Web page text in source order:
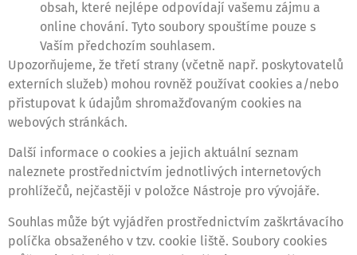
obsah, které nejlépe odpovídají vašemu zájmu a
online chování. Tyto soubory spouštíme pouze s
Vaším předchozím souhlasem.
Upozorňujeme, že třetí strany (včetně např. poskytovatelů
externích služeb) mohou rovněž používat cookies a/nebo
přistupovat k údajům shromažďovaným cookies na
webových stránkách.
Další informace o cookies a jejich aktuální seznam
naleznete prostřednictvím jednotlivých internetových
prohlížečů, nejčastěji v položce Nástroje pro vývojáře.
Souhlas může být vyjádřen prostřednictvím zaškrtávacího
políčka obsaženého v tzv. cookie liště. Soubory cookies